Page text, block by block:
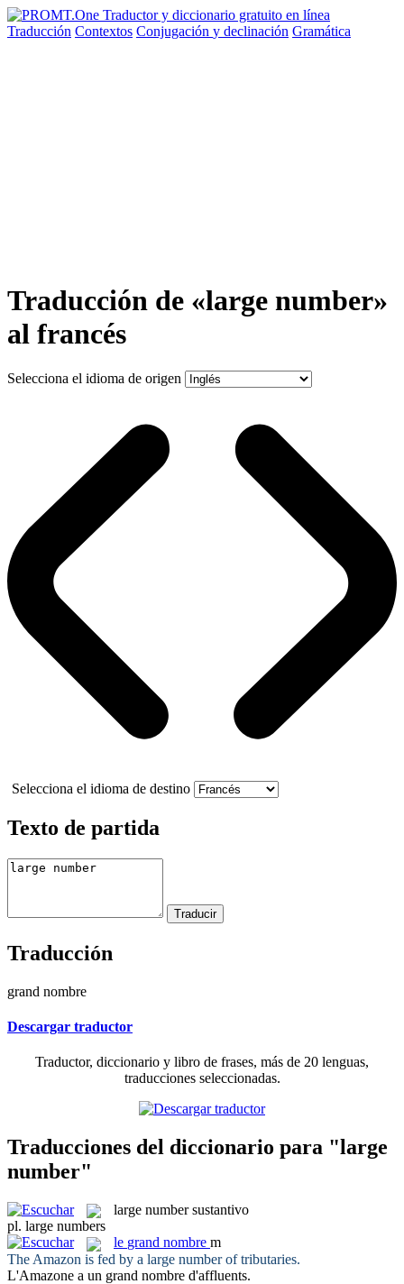
Traducción Contextos Conjugación y declinación Gramática
Traducción de «large number»
al francés
Selecciona el idioma de origen
Selecciona el idioma de destino
Texto de partida
Traducción
grand nombre
Descargar traductor
Traductor, diccionario y libro de frases, más de 20 lenguas,
traducciones seleccionadas.
Traducciones del diccionario para "large
number"
large number sustantivo
pl. large numbers
le grand nombre m
The Amazon is fed by a large numberof tributaries.
L'Amazone a un grand nombre d'affluents.